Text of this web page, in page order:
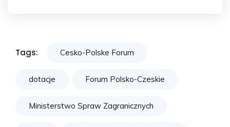
Tags: Cesko-Polske Forum
dotacje Forum Polsko-Czeskie
Ministerstwo Spraw Zagranicznych